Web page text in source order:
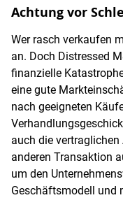
Achtung vor
Wer rasch verkaufen
an. Doch Distressed
finanzielle
eine gute
nach geeigneten
auch die
anderen Transaktion
um den
Geschäftsmodell und